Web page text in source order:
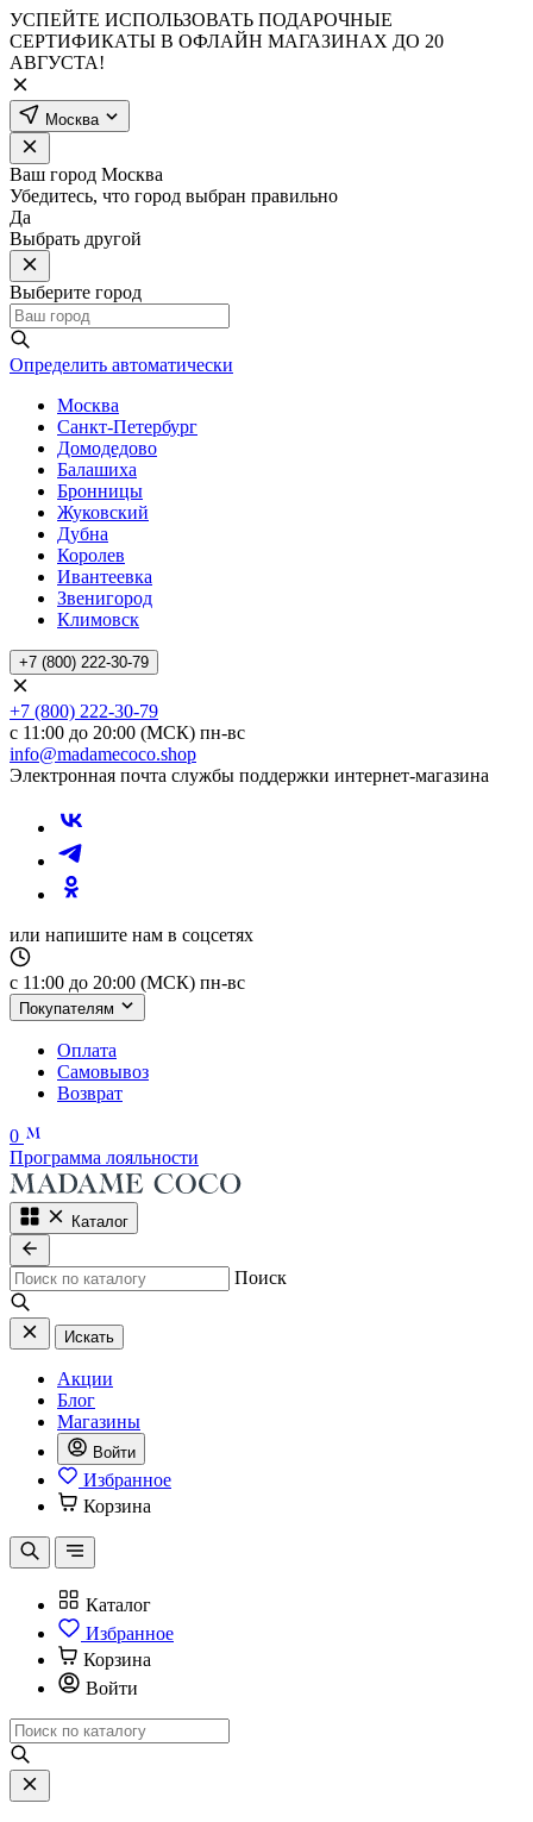
УСПЕЙТЕ ИСПОЛЬЗОВАТЬ ПОДАРОЧНЫЕ
СЕРТИФИКАТЫ В ОФЛАЙН МАГАЗИНАХ ДО 20
АВГУСТА!
Москва
Ваш город Москва
Убедитесь, что город выбран правильно
Да
Выбрать другой
Выберите город
Определить автоматически
Москва
Санкт-Петербург
Домодедово
Балашиха
Бронницы
Жуковский
Дубна
Королев
Ивантеевка
Звенигород
Климовск
+7 (800) 222-30-79
+7 (800) 222-30-79
с 11:00 до 20:00 (МСК) пн-вс
info@madamecoco.shop
Электронная почта службы поддержки интернет-магазина
или напишите нам в соцсетях
с 11:00 до 20:00 (МСК) пн-вс
Покупателям
Оплата
Самовывоз
Возврат
0
Программа лояльности
Каталог
Поиск
Искать
Акции
Блог
Магазины
Войти
Избранное
Корзина
Каталог
Избранное
Корзина
Войти